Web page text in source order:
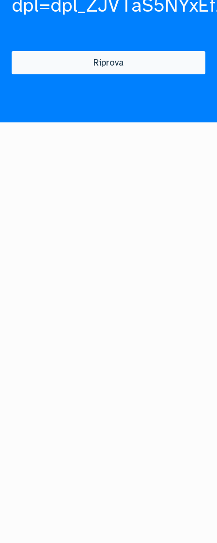
Riprova